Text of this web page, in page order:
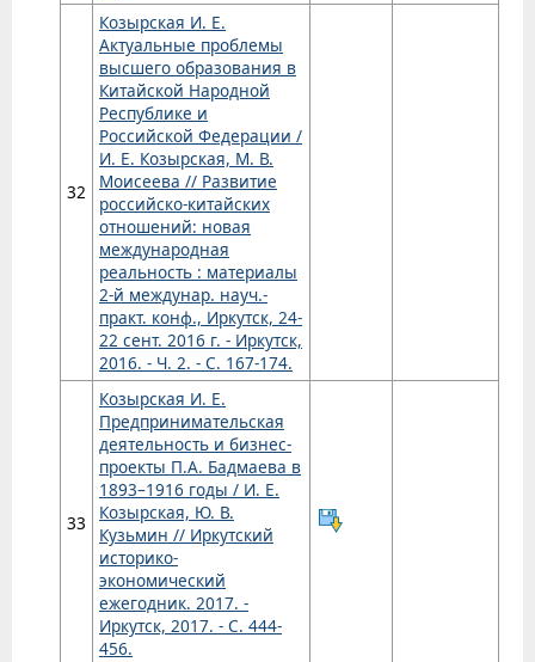
32
Козырская И. Е.
Актуальные проблемы
высшего образования в
Китайской Народной
Республике и
Российской Федерации /
И. Е. Козырская, М. В.
Моисеева // Развитие
российско-китайских
отношений: новая
международная
реальность : материалы
2-й междунар. науч.-
практ. конф., Иркутск, 24-
22 сент. 2016 г. - Иркутск,
2016. - Ч. 2. - С. 167-174.
33
Козырская И. Е.
Предпринимательская
деятельность и бизнес-
проекты П.А. Бадмаева в
1893–1916 годы / И. Е.
Козырская, Ю. В.
Кузьмин // Иркутский
историко-
экономический
ежегодник. 2017. -
Иркутск, 2017. - С. 444-
456.